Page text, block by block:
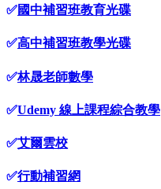
✅國中補習班教育光碟
✅高中補習班教學光碟
✅林晟老師數學
✅Udemy 線上課程綜合教學
✅艾爾雲校
✅行動補習網